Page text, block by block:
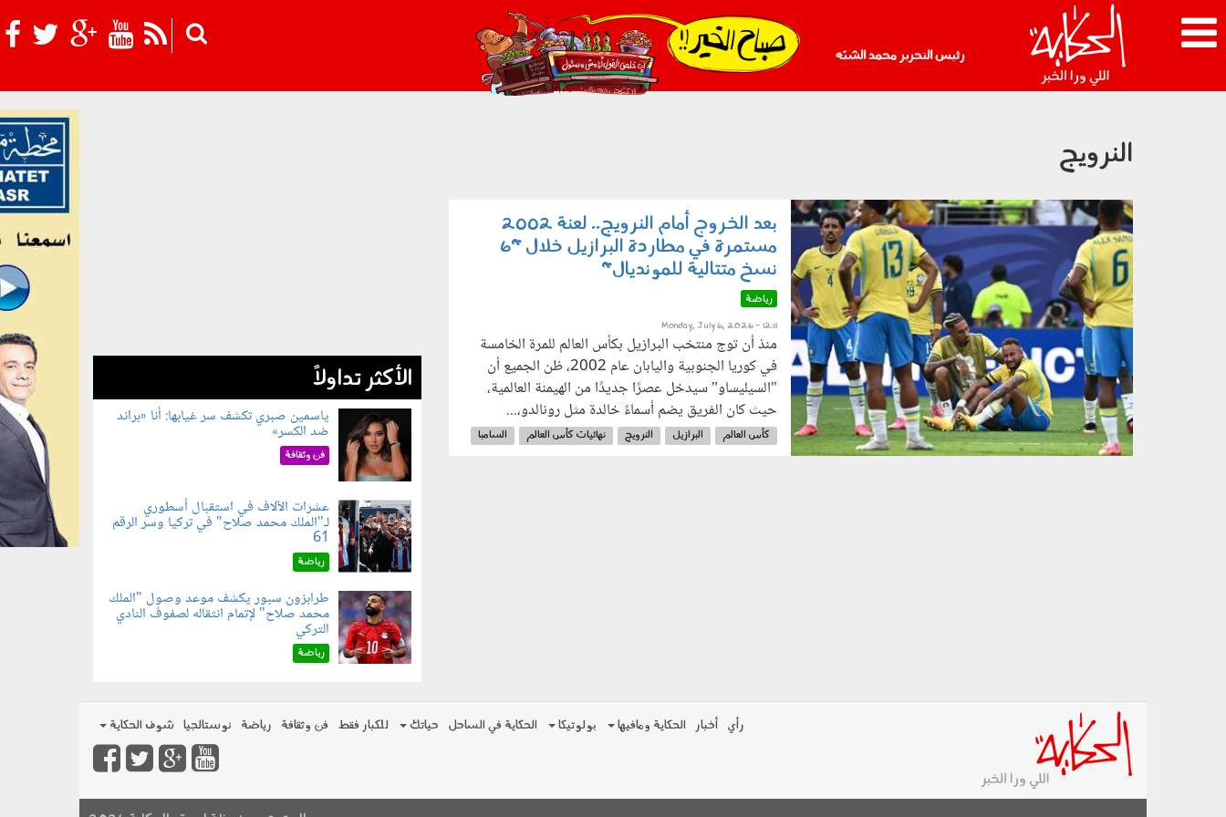
رئيس التحرير محمد الشبّه
021_2.png
النرويج
060702.jpg
بعد الخروج أمام النرويج.. لعنة 2002
مستمرة في مطاردة البرازيل خلال "6
نسخ متتالية للمونديال"
رياضة
Monday, July 6, 2026 - 12:11
منذ أن توج منتخب البرازيل بكأس العالم للمرة الخامسة
في كوريا الجنوبية واليابان عام 2002، ظن الجميع أن
"السيليساو" سيدخل عصرًا جديدًا من الهيمنة العالمية،
حيث كان الفريق يضم أسماءً خالدة مثل رونالدو،...
كأس العالم البرازيل النرويج نهائيات كأس العالم السامبا
الأكثر تداولاً
050802.jpg
ياسمين صبري تكشف سر غيابها: أنا «براند
ضد الكسر»
فن وثقافة
050803.jpg
عشرات الآلاف في استقبال أسطوري
لـ"الملك محمد صلاح" في تركيا وسر الرقم
61
رياضة
050801.jpg
طرابزون سبور يكشف موعد وصول "الملك
محمد صلاح" لإتمام انتقاله لصفوف النادي
التركي
رياضة
رأي أخبار الحكاية ومافيها بولوتيكا الحكاية في الساحل حياتك للكبار فقط فن وثقافة رياضة نوستالجيا شوف الحكاية